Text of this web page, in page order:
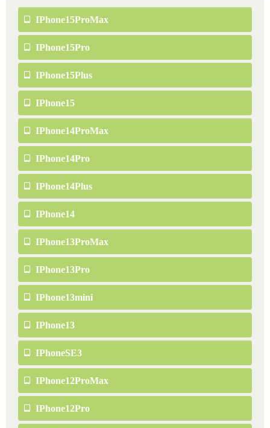
IPhone15ProMax
IPhone15Pro
IPhone15Plus
IPhone15
IPhone14ProMax
IPhone14Pro
IPhone14Plus
IPhone14
IPhone13ProMax
IPhone13Pro
IPhone13mini
IPhone13
IPhoneSE3
IPhone12ProMax
IPhone12Pro